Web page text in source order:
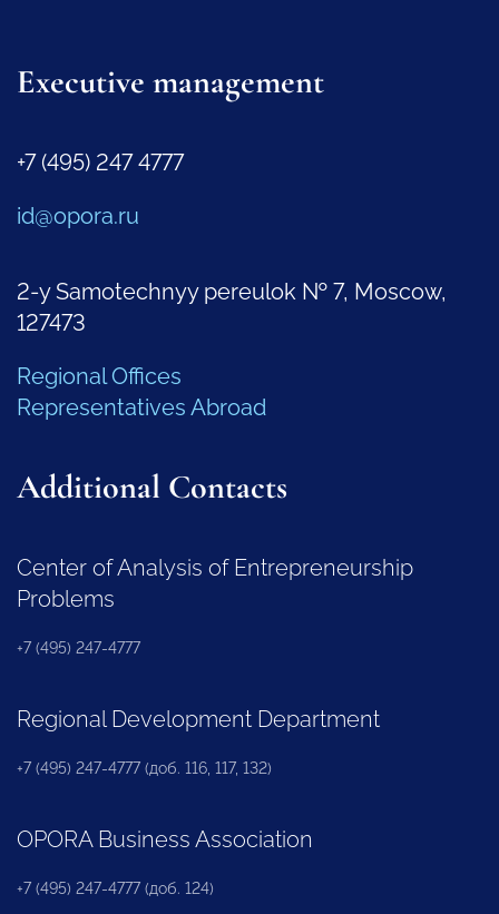
Executive management
+7 (495) 247 4777
id@opora.ru
2-y Samotechnyy pereulok № 7, Moscow,
127473
Regional Offices
Representatives Abroad
Additional Contacts
Center of Analysis of Entrepreneurship
Problems
+7 (495) 247-4777
Regional Development Department
+7 (495) 247-4777 (доб. 116, 117, 132)
OPORA Business Association
+7 (495) 247-4777 (доб. 124)